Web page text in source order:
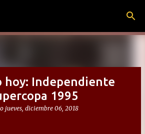
hoy: Independiente
1995
jueves, diciembre 06, 2018